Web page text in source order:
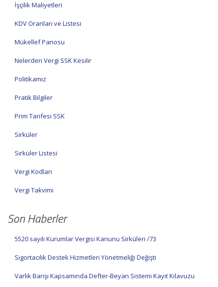
İşçilik Maliyetleri
KDV Oranları ve Listesi
Mükellef Panosu
Nelerden Vergi SSK Kesilir
Politikamız
Pratik Bilgiler
Prim Tarifesi SSK
Sirküler
Sirküler Listesi
Vergi Kodları
Vergi Takvimi
Son Haberler
5520 sayılı Kurumlar Vergisi Kanunu Sirküleri /73
Sigortacılık Destek Hizmetleri Yönetmeliği Değişti
Varlık Barışı Kapsamında Defter-Beyan Sistemi Kayıt Kılavuzu